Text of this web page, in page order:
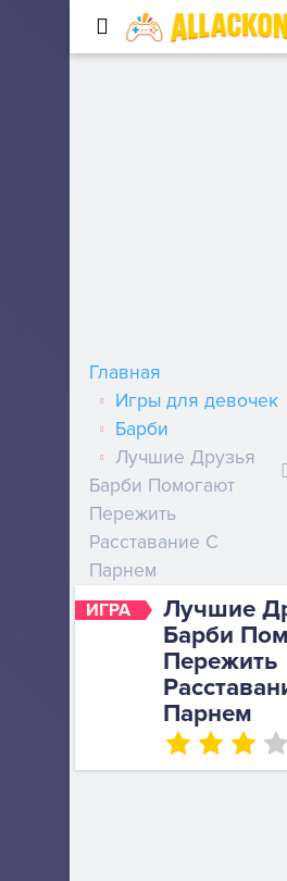
ИГРА
Лучшие
Барби
Пережить
Парнем
Главная
Игры для девочек
Барби
Лучшие Друзья
Барби Помогают
Пережить
Расставание С
Парнем